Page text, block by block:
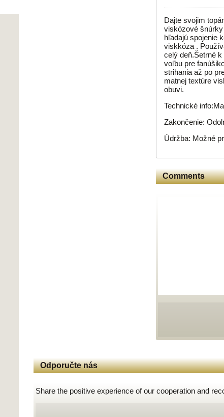
Dajte svojim
viskózové
hľadajú spojenie
viskkóza .
celý deň.Šetrné
voľbu pre
strihania až po
matnej textúre
obuvi.
Technické
Zakončenie:
Údržba: Možné
Comments
Odporučte nás
Share the positive experience of our cooperation and